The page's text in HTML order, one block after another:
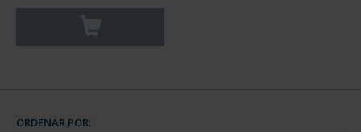
ORDENAR POR: